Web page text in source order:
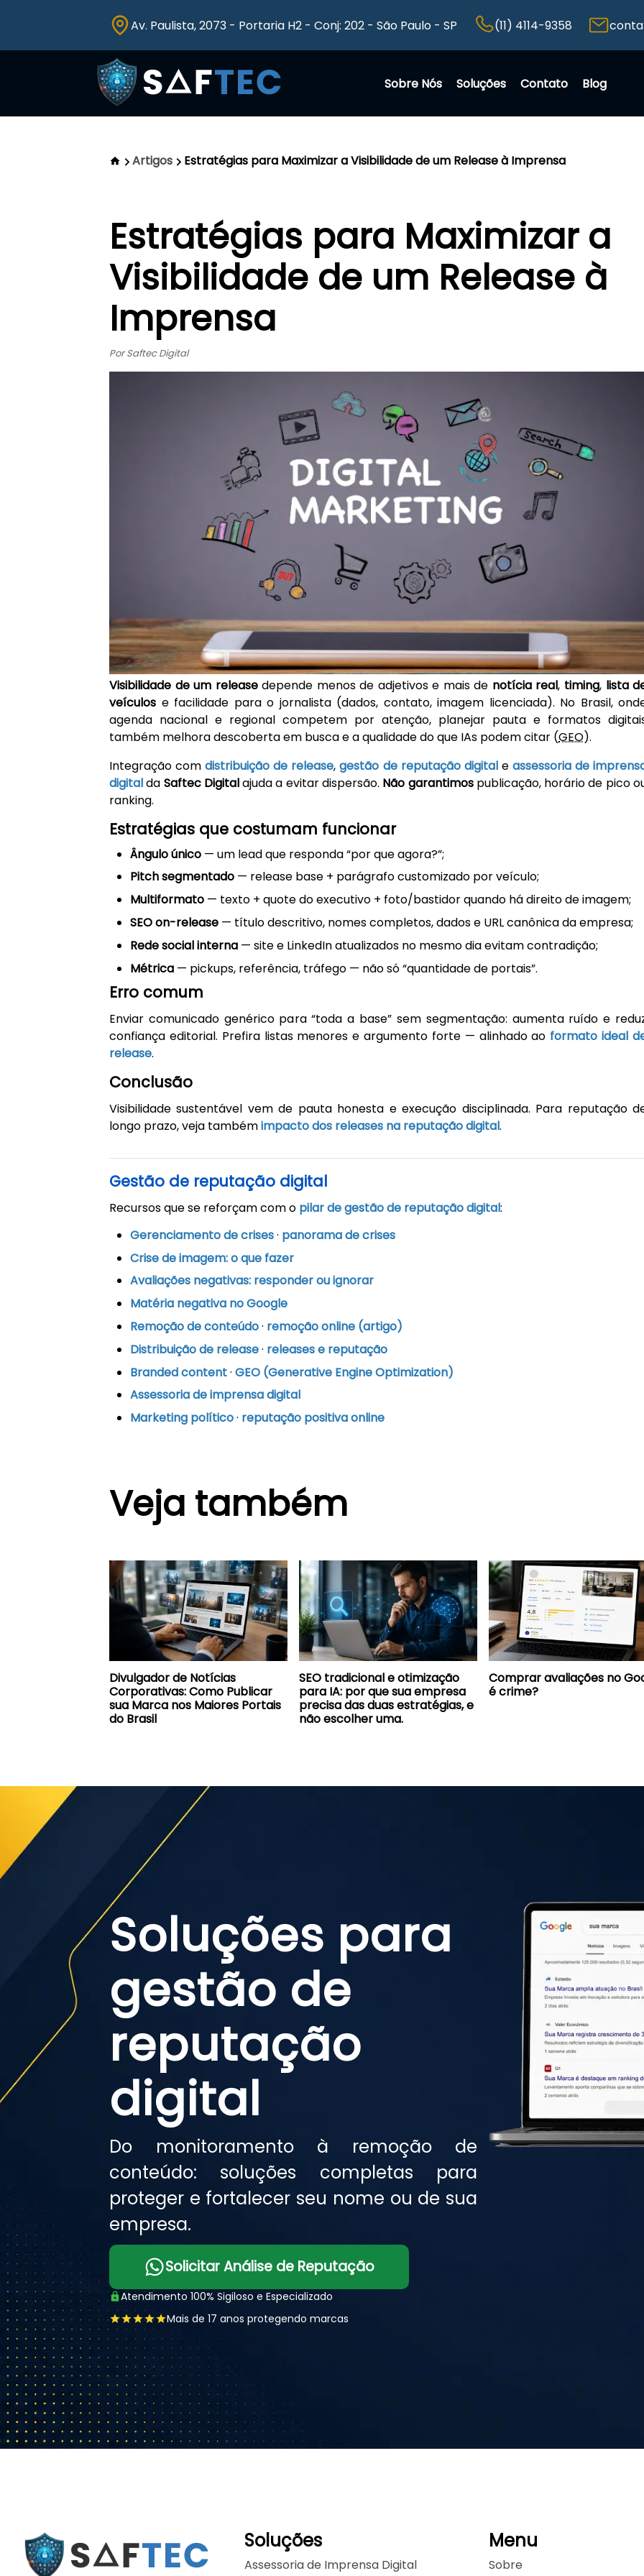
Av. Paulista, 2073 - Portaria H2 - Conj: 202 - São Paulo - SP (11) 4114-9358
Sobre Nós Soluções Contato Blog
Artigos Estratégias para Maximizar a Visibilidade de um Release à Imprensa
Estratégias para Maximizar a
Visibilidade de um Release à
Imprensa
Por Saftec Digital
Visibilidade de um releasedepende menos de adjetivos e mais de notícia real, timing, lista
veículos e facilidade para o jornalista (dados, contato, imagem licenciada). No Brasil,
agenda nacional e regional competem por atenção, planejar pauta e formatos
também melhora descoberta em busca e a qualidade do que IAs podem citar (GEO).
Integração comdistribuição de release,gestão de reputação digitale assessoria de
digitalda Saftec Digitalajuda a evitar dispersão. Não garantimospublicação, horário de pico
ranking.
Estratégias que costumam funcionar
Ângulo único— um lead que responda “por que agora?”;
Pitch segmentado— release base + parágrafo customizado por veículo;
Multiformato— texto + quote do executivo + foto/bastidor quando há direito de imagem;
SEO on-release— título descritivo, nomes completos, dados e URL canônica da empresa;
Rede social interna— site e LinkedIn atualizados no mesmo dia evitam contradição;
Métrica— pickups, referência, tráfego — não só “quantidade de portais”.
Erro comum
Enviar comunicado genérico para “toda a base” sem segmentação: aumenta ruído e
confiança editorial. Prefira listas menores e argumento forte — alinhado ao formato ideal
release.
Conclusão
Visibilidade sustentável vem de pauta honesta e execução disciplinada. Para reputação
longo prazo, veja tambémimpacto dos releases na reputação digital.
Gestão de reputação digital
Recursos que se reforçam com o pilar de gestão de reputação digital:
Gerenciamento de crises· panorama de crises
Crise de imagem: o que fazer
Avaliações negativas: responder ou ignorar
Matéria negativa no Google
Remoção de conteúdo· remoção online (artigo)
Distribuição de release· releases e reputação
Branded content· GEO (Generative Engine Optimization)
Assessoria de imprensa digital
Marketing político· reputação positiva online
Veja também
Divulgador de Notícias
Corporativas: Como Publicar
sua Marca nos Maiores Portais
do Brasil
SEO tradicional e otimização
para IA: por que sua empresa
precisa das duas estratégias, e
não escolher uma.
Comprar avaliações no
é crime?
Soluções para
gestão de
reputação
digital
Do monitoramento à remoção de
conteúdo: soluções completas para
proteger e fortalecer seu nome ou de sua
empresa.
Solicitar Análise de Reputação
Atendimento 100% Sigiloso e Especializado
Mais de 17 anos protegendo marcas
Soluções
Assessoria de Imprensa Digital
Menu
Sobre